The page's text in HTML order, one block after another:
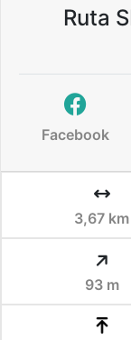
Ruta
Facebook
3,67 km
93 m